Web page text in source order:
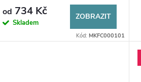
od 734 Kč
Skladem
ZOBRAZIT
Kód: MKFC000101